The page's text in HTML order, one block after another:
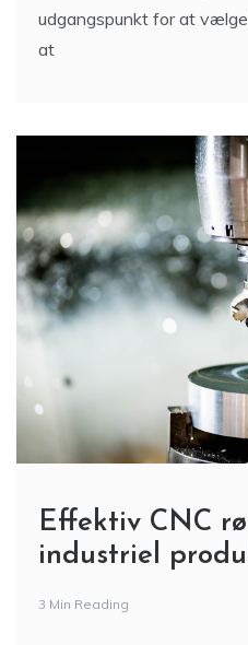
udgangspunkt for at
at
Effektiv CNC
industriel
3 Min Reading